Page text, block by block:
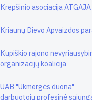
Krepšinio asociacija ATGAJA
Kriaunų Dievo Apvaizdos
Kupiškio rajono
organizacijų koalicija
UAB "Ukmergės duona"
darbuotojų profesinė